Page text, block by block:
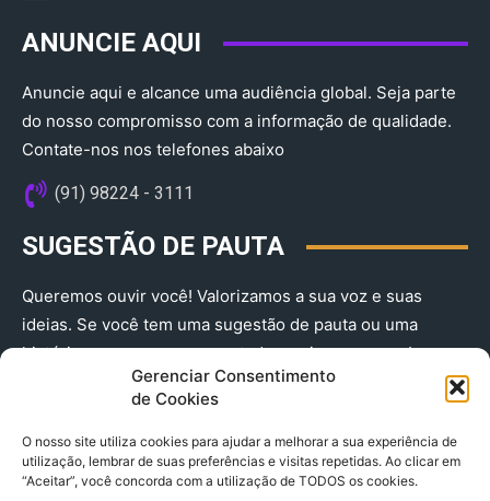
Gerenciar Consentimento
de Cookies
O nosso site utiliza cookies para ajudar a melhorar a sua experiência de
utilização, lembrar de suas preferências e visitas repetidas. Ao clicar em
“Aceitar”, você concorda com a utilização de TODOS os cookies.
ANUNCIE AQUI
Anuncie aqui e alcance uma audiência global. Seja parte
do nosso compromisso com a informação de qualidade.
Contate-nos nos telefones abaixo
(91) 98224 - 3111
SUGESTÃO DE PAUTA
Queremos ouvir você! Valorizamos a sua voz e suas
ideias. Se você tem uma sugestão de pauta ou uma
história que merece ser contada, envie-nos agora!
(91) 98224 - 3111